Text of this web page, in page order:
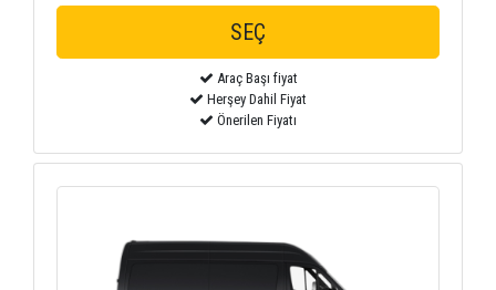
Araç Başı fiyat
Herşey Dahil Fiyat
Önerilen Fiyatı